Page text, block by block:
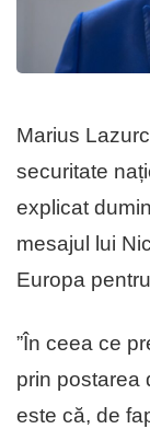
Marius
securitate
explicat
mesajul lui
Europa
”În ceea ce
prin postarea
este că, de